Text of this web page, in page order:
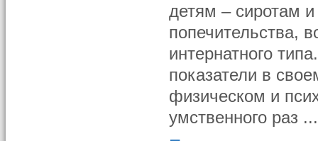
детям – сиротам
попечительства,
интернатного
показатели в
физическом и
умственного раз ...